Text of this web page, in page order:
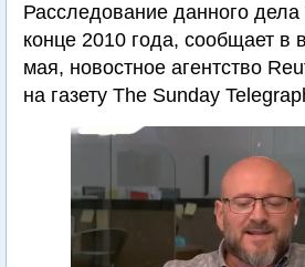
Расследование данного
конце 2010 года, сообщает в
мая, новостное агентство
на газету The Sunday